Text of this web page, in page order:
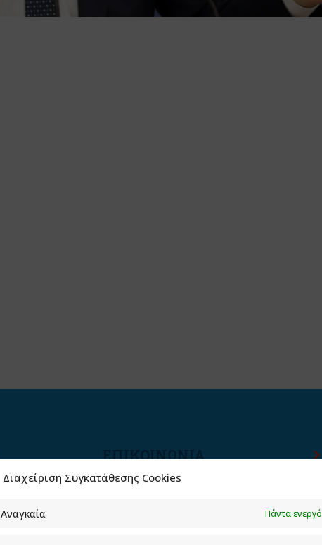
Διαχείριση Συγκατάθεσης Cookies
Αναγκαία Πάντα ενεργό
ΕΠΙΚΟΙΝΩΝΙΑ
Φραγκούδη 11 & Αλεξάνδρου